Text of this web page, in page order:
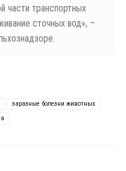
части транспортных
сточных вод», –
заразные болезни животных